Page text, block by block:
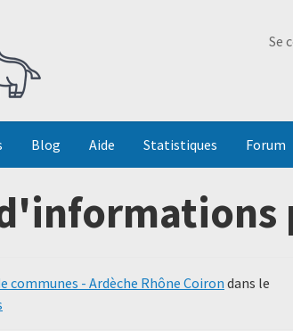
Se
Blog Aide Statistiques Forum
communes - Ardèche Rhône Coiron dans le